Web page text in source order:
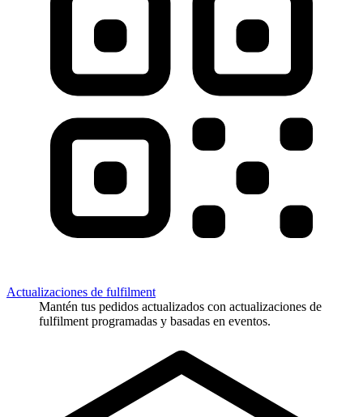
Actualizaciones de fulfilment
Mantén tus pedidos actualizados con actualizaciones de
fulfilment programadas y basadas en eventos.